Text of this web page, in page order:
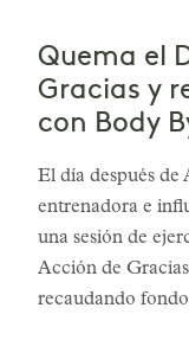
Quema el
Gracias y
con Body
El día después de
entrenadora e
una sesión de
Acción de
recaudando